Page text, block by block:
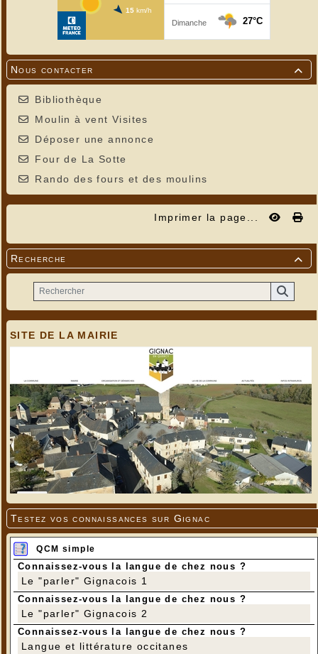

Nous contacter
Bibliothèque
Moulin à vent Visites
Déposer une annonce
Four de La Sotte
Rando des fours et des moulins
Imprimer la page...

Recherche
SITE DE LA MAIRIE
Testez vos connaissances sur Gignac
QCM simple
Connaissez-vous la langue de chez nous ?
Le "parler" Gignacois 1
Connaissez-vous la langue de chez nous ?
Le "parler" Gignacois 2
Connaissez-vous la langue de chez nous ?
Langue et littérature occitanes